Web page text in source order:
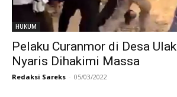
HUKUM
Pelaku Curanmor di Desa
Nyaris Dihakimi Massa
Redaksi Sareks - 05/03/2022